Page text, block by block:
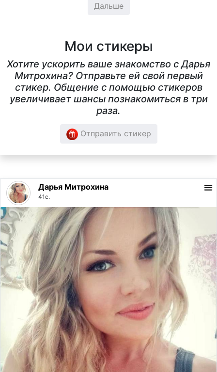
Дальше
Мои стикеры
Хотите ускорить ваше знакомство с Дарья
Митрохина? Отправьте ей свой первый
стикер. Общение с помощью стикеров
увеличивает шансы познакомиться в три
раза.
Отправить стикер
Дарья Митрохина
41с.